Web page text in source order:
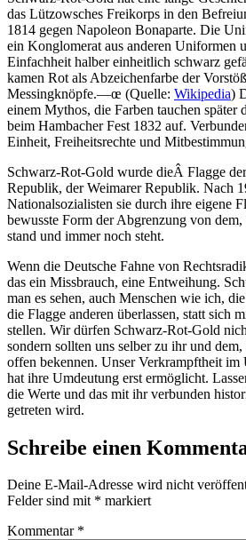
das Lützowsches Freikorps in den
1814 gegen Napoleon Bonaparte. Die
ein Konglomerat aus anderen Uniformen
Einfachheit halber einheitlich schwarz
kamen Rot als Abzeichenfarbe der
Messingknöpfe.—œ (Quelle: Wikipedia)
einem Mythos, die Farben tauchen später
beim Hambacher Fest 1832 auf.
Einheit, Freiheitsrechte und
Schwarz-Rot-Gold wurde dieÂ Flagge
Republik, der Weimarer Republik. Nach
Nationalsozialisten sie durch ihre eigene
bewusste Form der Abgrenzung von
stand und immer noch steht.
Wenn die Deutsche Fahne von
das ein Missbrauch, eine Entweihung.
man es sehen, auch Menschen wie ich,
die Flagge anderen überlassen, statt sich
stellen. Wir dürfen Schwarz-Rot-Gold
sondern sollten uns selber zu ihr und
offen bekennen. Unser Verkrampftheit im
hat ihre Umdeutung erst ermöglicht.
die Werte und das mit ihr verbunden
getreten wird.
Schreibe einen
Deine E-Mail-Adresse wird nicht
Felder sind mit * markiert
Kommentar *